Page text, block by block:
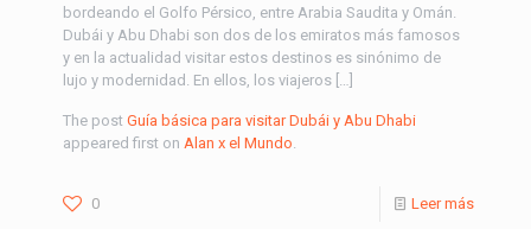
bordeando el Golfo Pérsico, entre Arabia Saudita y Omán.
Dubái y Abu Dhabi son dos de los emiratos más famosos
y en la actualidad visitar estos destinos es sinónimo de
lujo y modernidad. En ellos, los viajeros […]
The post Guía básica para visitar Dubái y Abu Dhabi
appeared first on Alan x el Mundo
0 Leer más